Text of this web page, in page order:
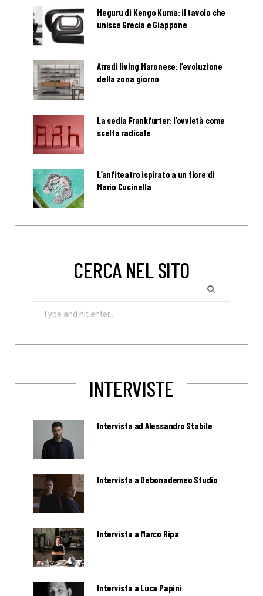
Meguru di Kengo Kuma: il tavolo che
unisce Grecia e Giappone
Arredi living Maronese: l’evoluzione
della zona giorno
La sedia Frankfurter: l’ovvietà come
scelta radicale
L’anfiteatro ispirato a un fiore di
Mario Cucinella
CERCA NEL SITO
INTERVISTE
Intervista ad Alessandro Stabile
Intervista a Debonademeo Studio
Intervista a Marco Ripa
Intervista a Luca Papini